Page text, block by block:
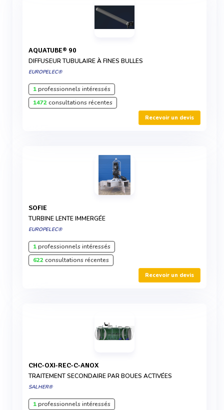
AQUATUBE® 90
DIFFUSEUR TUBULAIRE À FINES BULLES
EUROPELEC®
1professionnels intéressés
1472consultations récentes
Recevoir un devis
SOFIE
TURBINE LENTE IMMERGÉE
EUROPELEC®
1professionnels intéressés
622consultations récentes
Recevoir un devis
CHC-OXI-REC-C-ANOX
TRAITEMENT SECONDAIRE PAR BOUES ACTIVÉES
SALHER®
1professionnels intéressés